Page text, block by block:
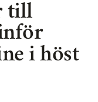
till
i höst